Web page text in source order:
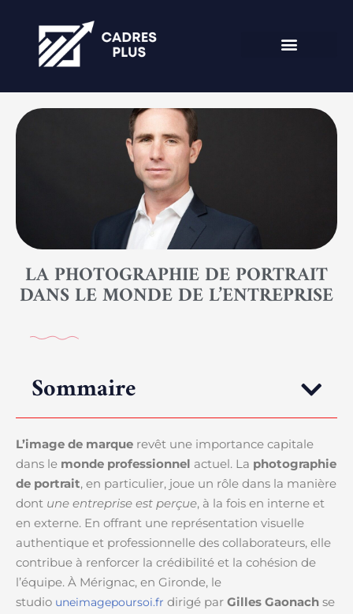
LA PHOTOGRAPHIE DE PORTRAIT
DANS LE MONDE DE L’ENTREPRISE
Sommaire
L’image de marque revêt une importance capitale
dans le monde professionnel actuel. La photographie
de portrait, en particulier, joue un rôle dans la manière
dont une entreprise est perçue, à la fois en interne et
en externe. En offrant une représentation visuelle
authentique et professionnelle des collaborateurs, elle
contribue à renforcer la crédibilité et la cohésion de
l’équipe. À Mérignac, en Gironde, le
studio uneimagepoursoi.fr dirigé par Gilles Gaonach se